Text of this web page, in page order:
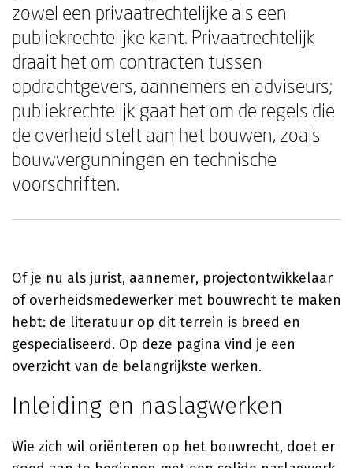
zowel een privaatrechtelijke als een
publiekrechtelijke kant. Privaatrechtelijk
draait het om contracten tussen
opdrachtgevers, aannemers en adviseurs;
publiekrechtelijk gaat het om de regels die
de overheid stelt aan het bouwen, zoals
bouwvergunningen en technische
voorschriften.
Of je nu als jurist, aannemer, projectontwikkelaar
of overheidsmedewerker met bouwrecht te maken
hebt: de literatuur op dit terrein is breed en
gespecialiseerd. Op deze pagina vind je een
overzicht van de belangrijkste werken.
Inleiding en naslagwerken
Wie zich wil oriënteren op het bouwrecht, doet er